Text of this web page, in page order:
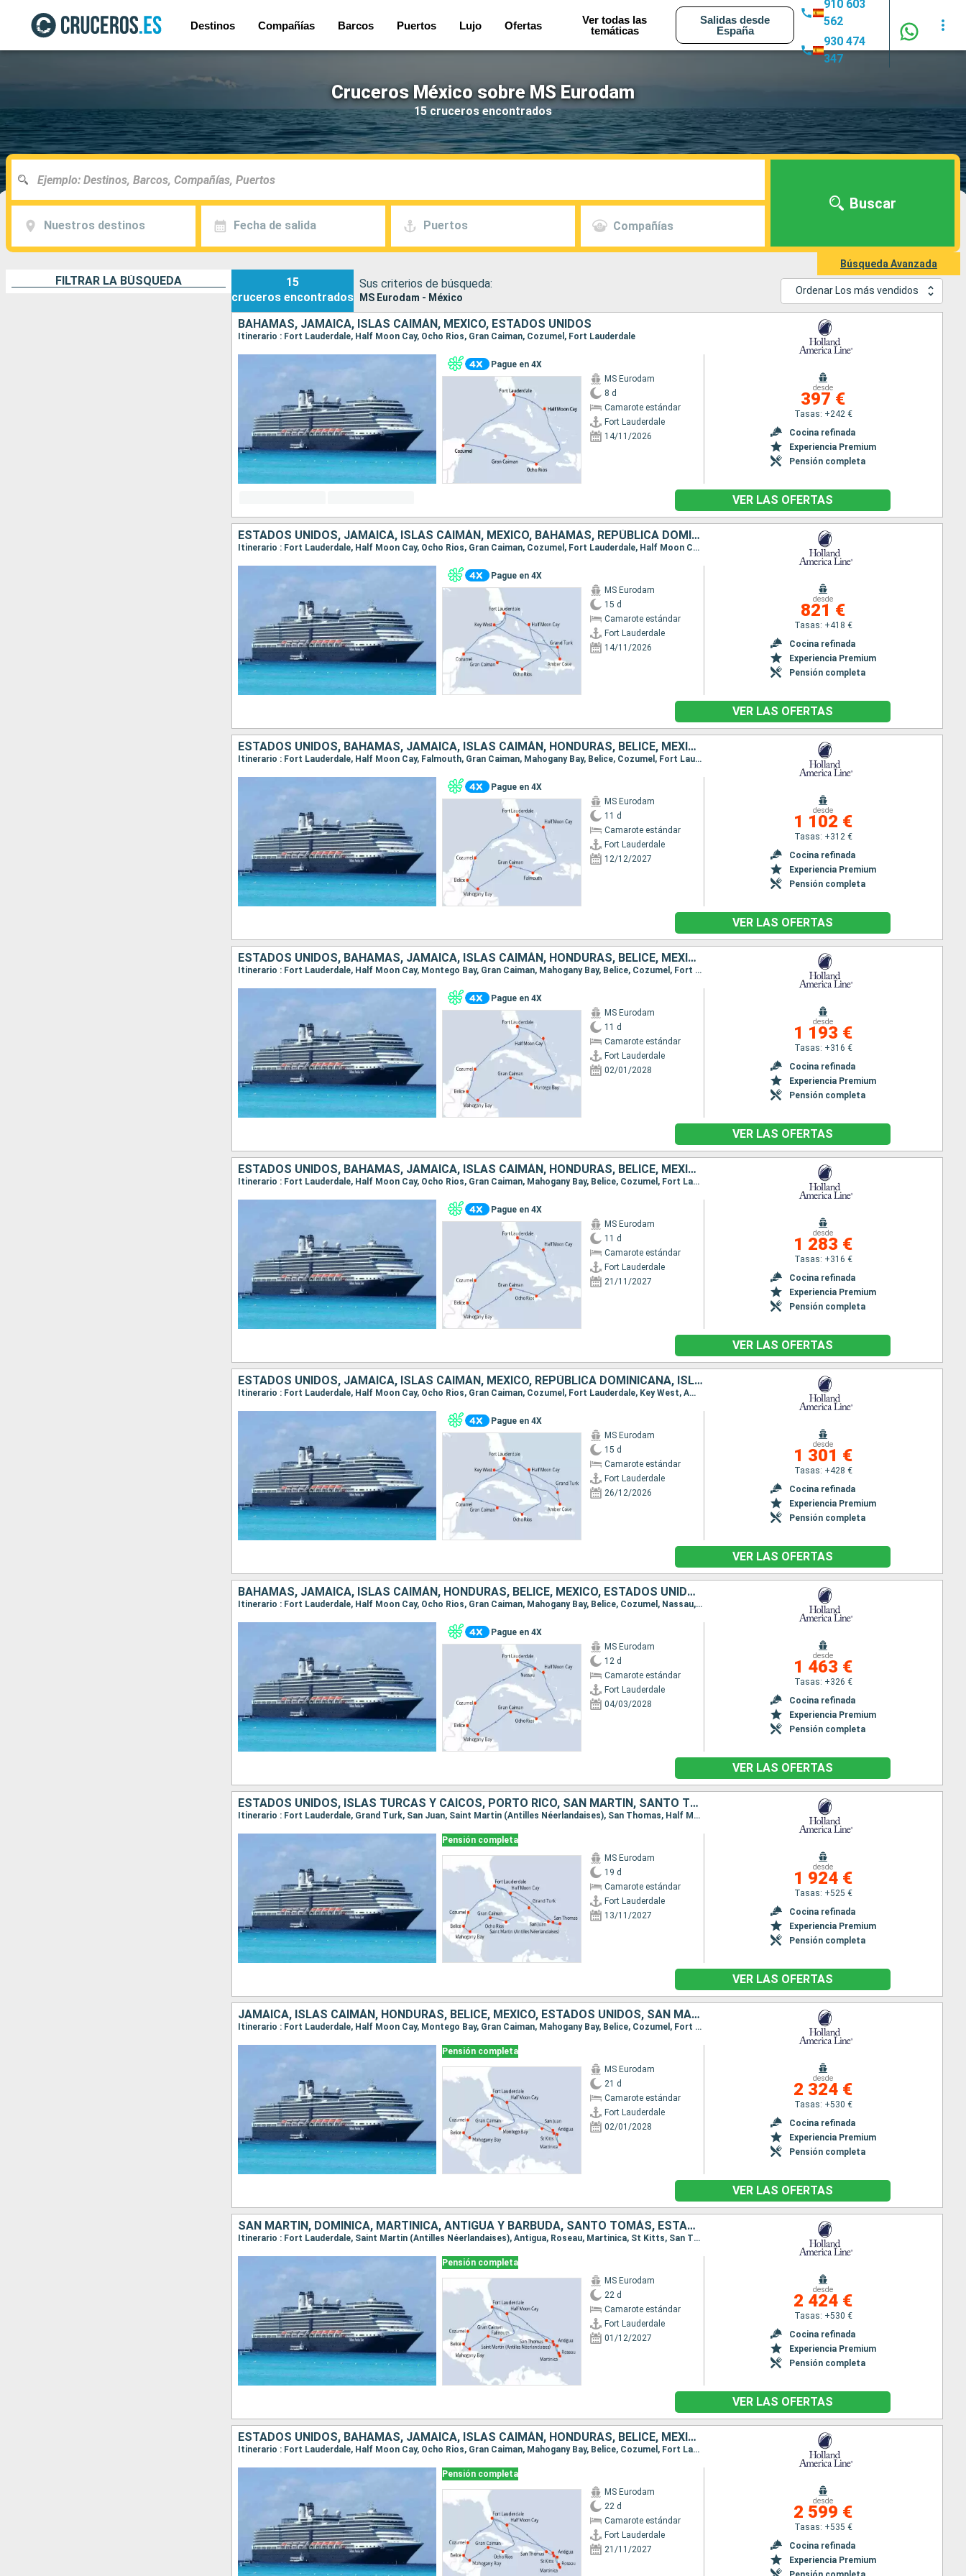
Destinos Compañías Barcos Puertos Lujo Ofertas
Ver todas las
temáticas
Salidas desde
España
910 603
562
930 474
347
Cruceros México sobre MS Eurodam
15 cruceros encontrados
Nuestros destinos Fecha de salida Puertos Compañías
Buscar
Búsqueda Avanzada
FILTRAR LA BÚSQUEDA
15
cruceros encontrados
Sus criterios de búsqueda:
MS Eurodam - México
Ordenar Los más vendidos
BAHAMAS, JAMAICA, ISLAS CAIMÁN, MÉXICO, ESTADOS UNIDOS
Itinerario : Fort Lauderdale, Half Moon Cay, Ocho Rios, Gran Caiman, Cozumel, Fort Lauderdale
Pague en 4X
MS Eurodam
8 d
Camarote estándar
Fort Lauderdale
14/11/2026
desde
397 €
Tasas: +242 €
Cocina refinada
Experiencia Premium
Pensión completa
VER LAS OFERTAS
ESTADOS UNIDOS, JAMAICA, ISLAS CAIMÁN, MÉXICO, BAHAMAS, REPÚBLICA DOMINICANA, ISLAS TURCAS Y CAICOS
Itinerario : Fort Lauderdale, Half Moon Cay, Ocho Rios, Gran Caiman, Cozumel, Fort Lauderdale, Half Moon Cay, Amber Cove, Grand Turk, Key West, Fort Lauderdale
Pague en 4X
MS Eurodam
15 d
Camarote estándar
Fort Lauderdale
14/11/2026
desde
821 €
Tasas: +418 €
Cocina refinada
Experiencia Premium
Pensión completa
VER LAS OFERTAS
ESTADOS UNIDOS, BAHAMAS, JAMAICA, ISLAS CAIMÁN, HONDURAS, BELICE, MÉXICO
Itinerario : Fort Lauderdale, Half Moon Cay, Falmouth, Gran Caiman, Mahogany Bay, Belice, Cozumel, Fort Lauderdale
Pague en 4X
MS Eurodam
11 d
Camarote estándar
Fort Lauderdale
12/12/2027
desde
1 102 €
Tasas: +312 €
Cocina refinada
Experiencia Premium
Pensión completa
VER LAS OFERTAS
ESTADOS UNIDOS, BAHAMAS, JAMAICA, ISLAS CAIMÁN, HONDURAS, BELICE, MÉXICO
Itinerario : Fort Lauderdale, Half Moon Cay, Montego Bay, Gran Caiman, Mahogany Bay, Belice, Cozumel, Fort Lauderdale
Pague en 4X
MS Eurodam
11 d
Camarote estándar
Fort Lauderdale
02/01/2028
desde
1 193 €
Tasas: +316 €
Cocina refinada
Experiencia Premium
Pensión completa
VER LAS OFERTAS
ESTADOS UNIDOS, BAHAMAS, JAMAICA, ISLAS CAIMÁN, HONDURAS, BELICE, MÉXICO
Itinerario : Fort Lauderdale, Half Moon Cay, Ocho Rios, Gran Caiman, Mahogany Bay, Belice, Cozumel, Fort Lauderdale
Pague en 4X
MS Eurodam
11 d
Camarote estándar
Fort Lauderdale
21/11/2027
desde
1 283 €
Tasas: +316 €
Cocina refinada
Experiencia Premium
Pensión completa
VER LAS OFERTAS
ESTADOS UNIDOS, JAMAICA, ISLAS CAIMÁN, MÉXICO, REPÚBLICA DOMINICANA, ISLAS TURCAS Y CAICOS, BAHAMAS
Itinerario : Fort Lauderdale, Half Moon Cay, Ocho Rios, Gran Caiman, Cozumel, Fort Lauderdale, Key West, Amber Cove, Grand Turk, Half Moon Cay, Fort Lauderdale
Pague en 4X
MS Eurodam
15 d
Camarote estándar
Fort Lauderdale
26/12/2026
desde
1 301 €
Tasas: +428 €
Cocina refinada
Experiencia Premium
Pensión completa
VER LAS OFERTAS
BAHAMAS, JAMAICA, ISLAS CAIMÁN, HONDURAS, BELICE, MÉXICO, ESTADOS UNIDOS
Itinerario : Fort Lauderdale, Half Moon Cay, Ocho Rios, Gran Caiman, Mahogany Bay, Belice, Cozumel, Nassau, Fort Lauderdale
Pague en 4X
MS Eurodam
12 d
Camarote estándar
Fort Lauderdale
04/03/2028
desde
1 463 €
Tasas: +326 €
Cocina refinada
Experiencia Premium
Pensión completa
VER LAS OFERTAS
ESTADOS UNIDOS, ISLAS TURCAS Y CAICOS, PORTO RICO, SAN MARTÍN, SANTO TOMÁS, BAHAMAS, JAMAICA, ISLAS CAIMÁN, HONDURAS, BELICE, MÉXICO
Itinerario : Fort Lauderdale, Grand Turk, San Juan, Saint Martin (Antilles Néerlandaises), San Thomas, Half Moon Cay, Fort Lauderdale, Half Moon Cay, Ocho Rios, Gran Caiman, Mahogany Bay, Belice, Cozumel, Fort Lauderdale
Pensión completa
MS Eurodam
19 d
Camarote estándar
Fort Lauderdale
13/11/2027
desde
1 924 €
Tasas: +525 €
Cocina refinada
Experiencia Premium
Pensión completa
VER LAS OFERTAS
JAMAICA, ISLAS CAIMÁN, HONDURAS, BELICE, MÉXICO, ESTADOS UNIDOS, SAN MARTÍN, MARTINICA, ANTIGUA Y BARBUDA, PORTO RICO, BAHAMAS
Itinerario : Fort Lauderdale, Half Moon Cay, Montego Bay, Gran Caiman, Mahogany Bay, Belice, Cozumel, Fort Lauderdale, Saint Martin (Antilles Néerlandaises), Antigua, Martinica, St Kitts, San Juan, Half Moon Cay, Fort Lauderdale
Pensión completa
MS Eurodam
21 d
Camarote estándar
Fort Lauderdale
02/01/2028
desde
2 324 €
Tasas: +530 €
Cocina refinada
Experiencia Premium
Pensión completa
VER LAS OFERTAS
SAN MARTÍN, DOMINICA, MARTINICA, ANTIGUA Y BARBUDA, SANTO TOMÁS, ESTADOS UNIDOS, BAHAMAS, JAMAICA, ISLAS CAIMÁN, HONDURAS, BELICE, MÉXICO
Itinerario : Fort Lauderdale, Saint Martin (Antilles Néerlandaises), Antigua, Roseau, Martinica, St Kitts, San Thomas, Half Moon Cay, Fort Lauderdale, Half Moon Cay, Falmouth, Gran Caiman, Mahogany Bay, Belice, Cozumel, Fort Lauderdale
Pensión completa
MS Eurodam
22 d
Camarote estándar
Fort Lauderdale
01/12/2027
desde
2 424 €
Tasas: +530 €
Cocina refinada
Experiencia Premium
Pensión completa
VER LAS OFERTAS
ESTADOS UNIDOS, BAHAMAS, JAMAICA, ISLAS CAIMÁN, HONDURAS, BELICE, MÉXICO, SAN MARTÍN, DOMINICA, MARTINICA, ANTIGUA Y BARBUDA, SANTO TOMÁS
Itinerario : Fort Lauderdale, Half Moon Cay, Ocho Rios, Gran Caiman, Mahogany Bay, Belice, Cozumel, Fort Lauderdale, Saint Martin (Antilles Néerlandaises), Antigua, Roseau, Martinica, St Kitts, San Thomas, Half Moon Cay, Fort Lauderdale
Pensión completa
MS Eurodam
22 d
Camarote estándar
Fort Lauderdale
21/11/2027
desde
2 599 €
Tasas: +535 €
Cocina refinada
Experiencia Premium